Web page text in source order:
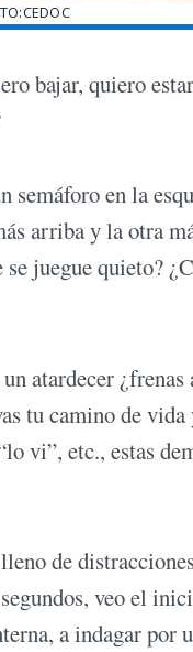
bajar, quiero
en la
arriba y la otra
juegue quieto?
atardecer
tu camino de
vi”, etc., estas
de
veo el
a indagar por